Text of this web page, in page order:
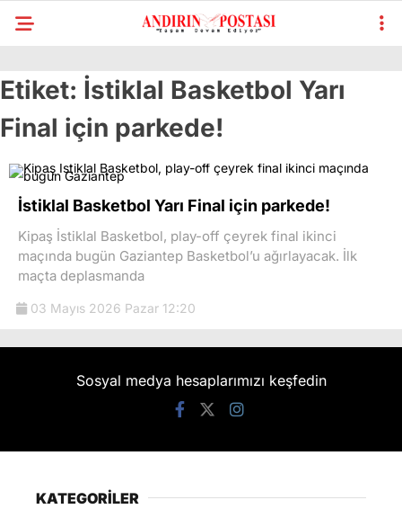
Etiket: İstiklal Basketbol Yarı
Final için parkede!
İstiklal Basketbol Yarı Final için parkede!
Kipaş İstiklal Basketbol, play-off çeyrek final ikinci
maçında bugün Gaziantep Basketbol’u ağırlayacak. İlk
maçta deplasmanda
03 Mayıs 2026 Pazar 12:20
Sosyal medya hesaplarımızı keşfedin
KATEGORİLER